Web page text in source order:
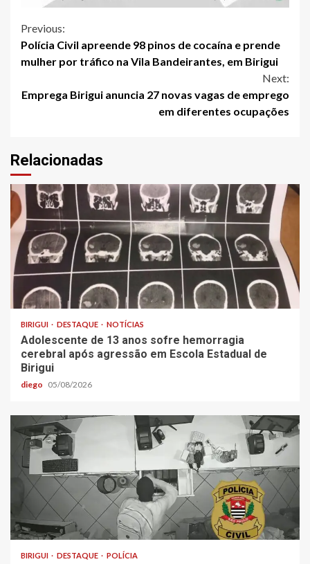
Continue
Reading
Previous:
Polícia Civil apreende 98 pinos de cocaína e prende
mulher por tráfico na Vila Bandeirantes, em Birigui
Next:
Emprega Birigui anuncia 27 novas vagas de emprego
em diferentes ocupações
Relacionadas
BIRIGUI DESTAQUE NOTÍCIAS
Adolescente de 13 anos sofre hemorragia
cerebral após agressão em Escola Estadual de
Birigui
diego 05/08/2026
BIRIGUI DESTAQUE POLÍCIA